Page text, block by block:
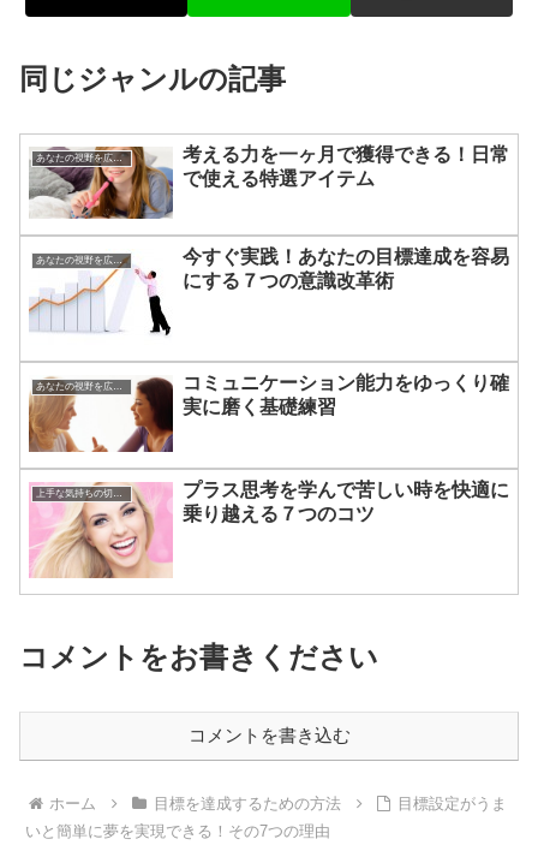
同じジャンルの記事
あなたの視野を広げる方法
考える力を一ヶ月で獲得できる！日常
で使える特選アイテム
あなたの視野を広げる方法
今すぐ実践！あなたの目標達成を容易
にする７つの意識改革術
コミュニケーション能力をゆっくり確
実に磨く基礎練習
プラス思考を学んで苦しい時を快適に
乗り越える７つのコツ
コメントをお書きください
コメントを書き込む
ホーム 目標を達成するための方法
目標設定がうま
いと簡単に夢を実現できる！その7つの理由